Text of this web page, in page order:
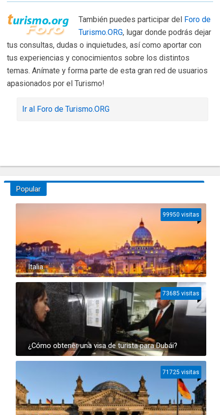
También puedes participar del Foro de
Turismo.ORG, lugar donde podrás dejar
tus consultas, dudas o inquietudes, así como aportar con
tus experiencias y conocimientos sobre los distintos
temas. Anímate y forma parte de esta gran red de usuarios
apasionados por el Turismo!
Ir al Foro de Turismo.ORG
Popular
Italia
99950 visitas
¿Cómo obtener una visa de turista para Dubái?
73685 visitas
71725 visitas